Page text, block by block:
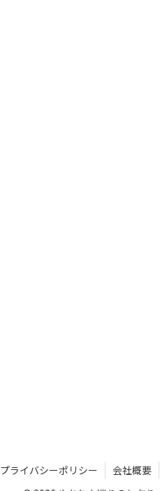
プライバシーポリシー 会社概要